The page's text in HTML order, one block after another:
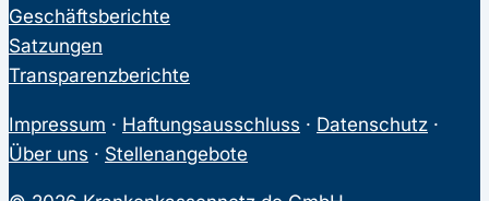
Geschäftsberichte
Satzungen
Transparenzberichte
Impressum · Haftungsausschluss · Datenschutz ·
Über uns · Stellenangebote